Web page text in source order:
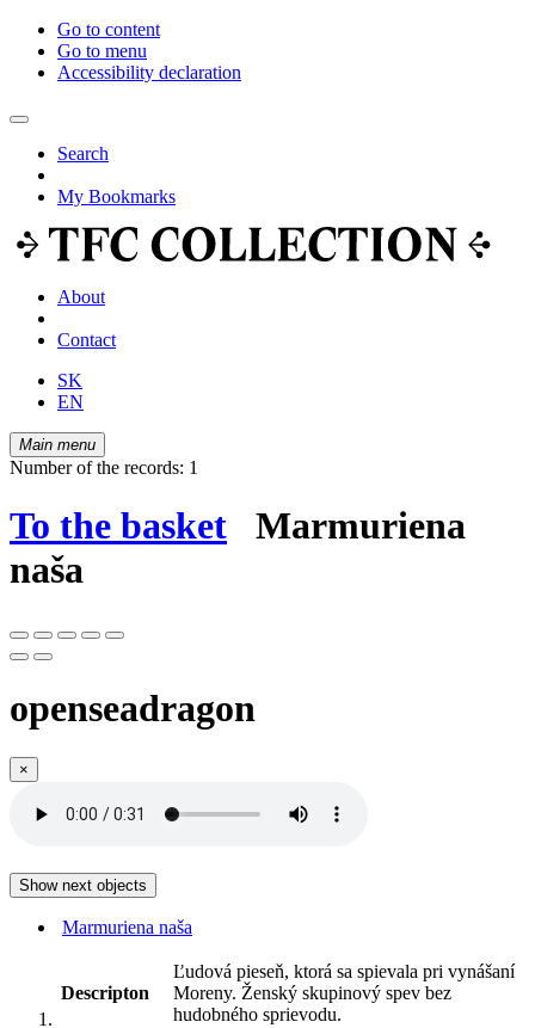
Go to content
Go to menu
Accessibility declaration
Search
My Bookmarks
About
Contact
SK
EN
Main menu
Number of the records: 1
To the basket Marmuriena
naša
openseadragon
×
Show next objects
Marmuriena naša
Descripton
Ľudová pieseň, ktorá sa spievala pri vynášaní
Moreny. Ženský skupinový spev bez
hudobného sprievodu.